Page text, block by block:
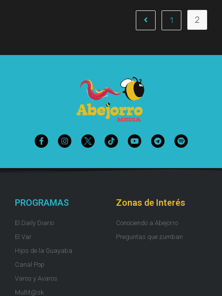
1 2
PROGRAMAS
El Daily Diario
El Var
Hijos de la Guayaba
Canal Pop
Varos y Avaros
Multit@sk
Zonas de Interés
Conociendo a Abejorro
Preguntas que zumban